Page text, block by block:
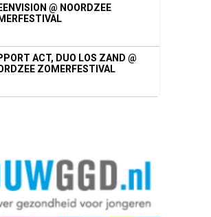
@ NOORDZEE
ACT, DUO LOS ZAND @
ZOMERFESTIVAL